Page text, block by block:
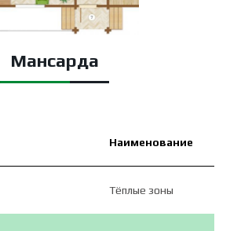
Мансарда
Наименование
Тёплые зоны